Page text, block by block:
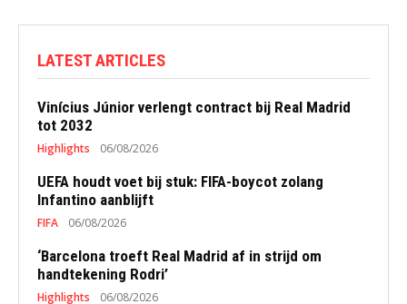
LATEST ARTICLES
Vinícius Júnior verlengt contract bij Real Madrid
tot 2032
Highlights 06/08/2026
UEFA houdt voet bij stuk: FIFA-boycot zolang
Infantino aanblijft
FIFA 06/08/2026
‘Barcelona troeft Real Madrid af in strijd om
handtekening Rodri’
Highlights 06/08/2026